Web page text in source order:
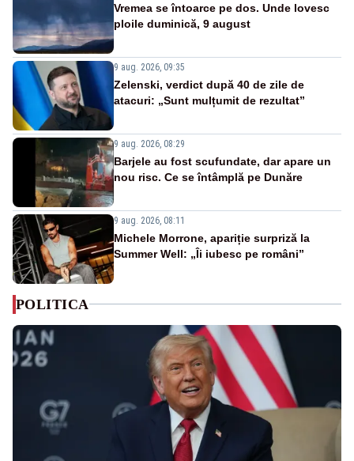
Vremea se întoarce pe dos. Unde lovesc
ploile duminică, 9 august
9 aug. 2026, 09:35
Zelenski, verdict după 40 de zile de
atacuri: „Sunt mulțumit de rezultat”
9 aug. 2026, 08:29
Barjele au fost scufundate, dar apare un
nou risc. Ce se întâmplă pe Dunăre
9 aug. 2026, 08:11
Michele Morrone, apariție surpriză la
Summer Well: „Îi iubesc pe români”
POLITICA